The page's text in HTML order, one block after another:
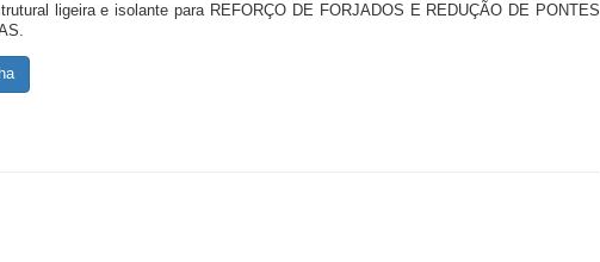
ligeira e isolante para REFORÇO DE FORJADOS E REDUÇÃO DE PONTES